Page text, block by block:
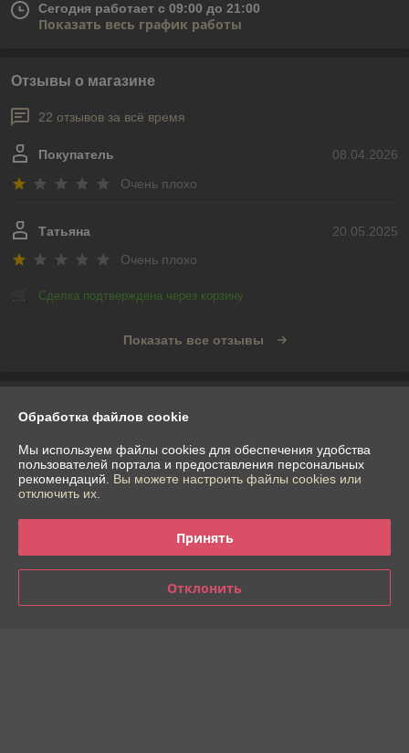
Сегодня работает с 09:00 до 21:00
Показать весь график работы
Отзывы о магазине
22 отзывов за всё время
08.04.2026
Покупатель
Очень плохо
20.05.2025
Татьяна
Очень плохо
Сделка подтверждена через корзину
Показать все отзывы
Контакты
Доставка и оплата
Полная версия сайта
Обработка файлов cookie
Мы используем файлы cookies для обеспечения удобства
пользователей портала и предоставления персональных
рекомендаций. Вы можете настроить файлы cookies или
отключить их.
Принять
Отклонить